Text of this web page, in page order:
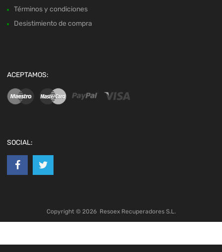
Términos y condiciones
Desistimiento de compra
ACEPTAMOS:
SOCIAL:
Copyright © 2026 Resoex Recuperadores S.L.